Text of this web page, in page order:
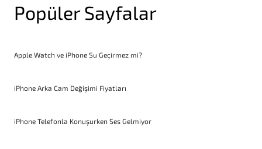
Popüler Sayfalar
Apple Watch ve iPhone Su Geçirmez mi?
iPhone Arka Cam Değişimi Fiyatları
iPhone Telefonla Konuşurken Ses Gelmiyor